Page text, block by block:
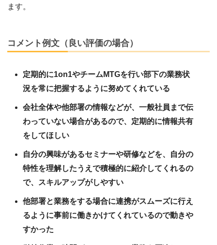
ます。
コメント例文（良い評価の場合）
定期的に1on1やチームMTGを行い部下の業務状
況を常に把握するように努めてくれている
会社全体や他部署の情報などが、一般社員まで伝
わっていない場合があるので、定期的に情報共有
をしてほしい
自分の興味があるセミナーや研修などを、自分の
特性を理解したうえで積極的に紹介してくれるの
で、スキルアップがしやすい
他部署と業務をする場合に連携がスムーズに行え
るように事前に働きかけてくれているので動きや
すかった